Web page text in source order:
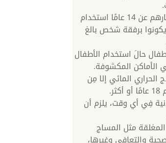
يَحِقُّ للأطفال الذين تقل أعمارهم عن 14 عامًا استخدام
برفقة شخص بالغ
حالَ استخدام الأطفال
الأماكن المكشوفة.
الحراري المائي إلا مِن
فِي أي وقت، يلزم أن
مثل المساج
والتعافي وغيرها،